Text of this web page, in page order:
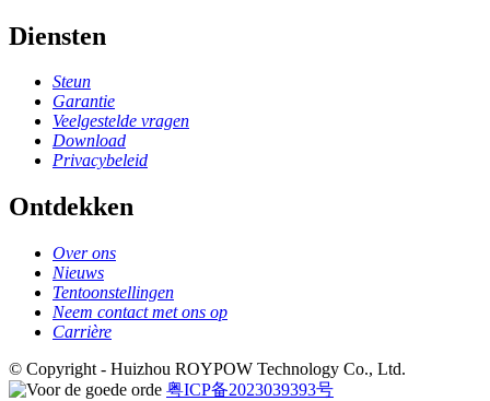
Diensten
Steun
Garantie
Veelgestelde vragen
Download
Privacybeleid
Ontdekken
Over ons
Nieuws
Tentoonstellingen
Neem contact met ons op
Carrière
© Copyright - Huizhou ROYPOW Technology Co., Ltd.
粤ICP备2023039393号